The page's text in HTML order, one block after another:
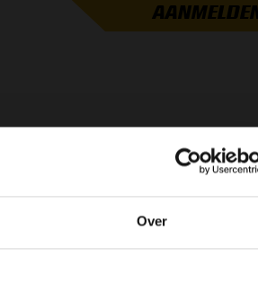
Over